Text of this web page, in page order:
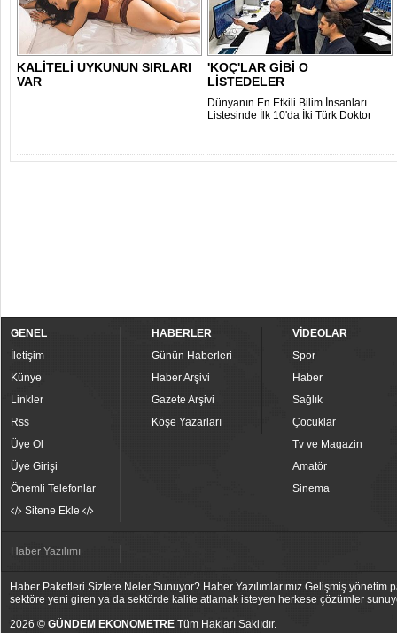
KALİTELİ UYKUNUN SIRLARI
VAR
.........
'KOÇ'LAR GİBİ O
LİSTEDELER
Dünyanın En Etkili Bilim İnsanları
Listesinde İlk 10'da İki Türk Doktor
GENEL
İletişim
Künye
Linkler
Rss
Üye Ol
Üye Girişi
Önemli Telefonlar
Sitene Ekle
HABERLER
Günün Haberleri
Haber Arşivi
Gazete Arşivi
Köşe Yazarları
VİDEOLAR
Spor
Haber
Sağlık
Çocuklar
Tv ve Magazin
Amatör
Sinema
Haber Yazılımı
Haber Paketleri Sizlere Neler Sunuyor? Haber Yazılımlarımız Gelişmiş
sektöre yeni giren ya da sektörde kalite atlamak isteyen herkese çözümler
2026 © GÜNDEM EKONOMETRE Tüm Hakları Saklıdır.